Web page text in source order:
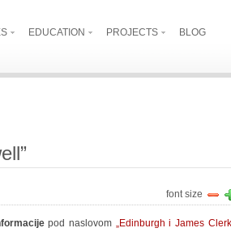
EDUCATION PROJECTS BLOG
font size
pod naslovom „Edinburgh i James